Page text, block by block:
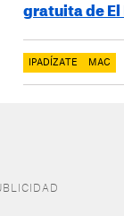
gratuita de El
IPADÍZATE MAC